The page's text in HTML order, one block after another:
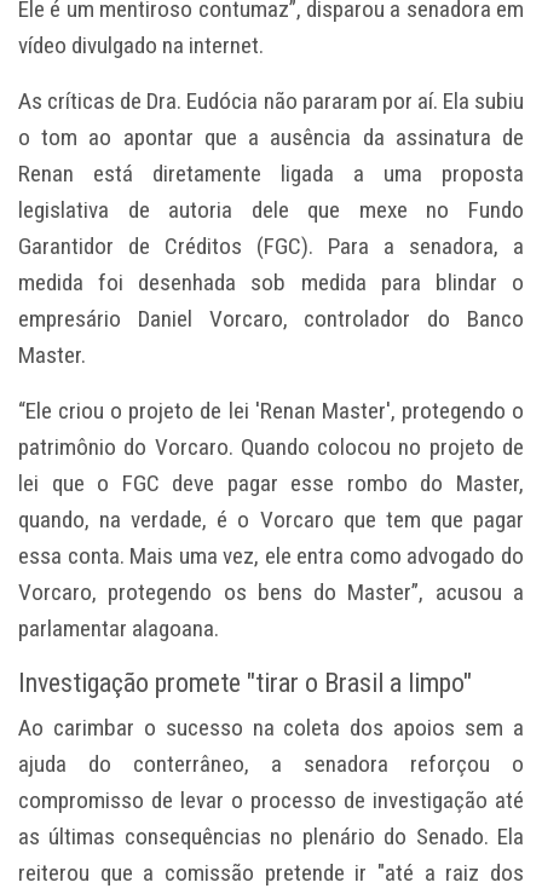
Ele é um mentiroso contumaz”, disparou a senadora em
vídeo divulgado na internet.
As críticas de Dra. Eudócia não pararam por aí. Ela subiu
o tom ao apontar que a ausência da assinatura de
Renan está diretamente ligada a uma proposta
legislativa de autoria dele que mexe no Fundo
Garantidor de Créditos (FGC). Para a senadora, a
medida foi desenhada sob medida para blindar o
empresário Daniel Vorcaro, controlador do Banco
Master.
“Ele criou o projeto de lei 'Renan Master', protegendo o
patrimônio do Vorcaro. Quando colocou no projeto de
lei que o FGC deve pagar esse rombo do Master,
quando, na verdade, é o Vorcaro que tem que pagar
essa conta. Mais uma vez, ele entra como advogado do
Vorcaro, protegendo os bens do Master”, acusou a
parlamentar alagoana.
Investigação promete "tirar o Brasil a limpo"
Ao carimbar o sucesso na coleta dos apoios sem a
ajuda do conterrâneo, a senadora reforçou o
compromisso de levar o processo de investigação até
as últimas consequências no plenário do Senado. Ela
reiterou que a comissão pretende ir "até a raiz dos